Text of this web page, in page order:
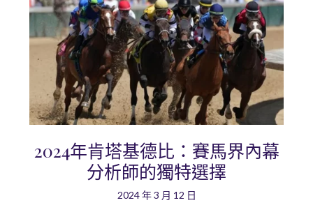
2024年肯塔基德比：賽馬界內幕
分析師的獨特選擇
2024 年 3 月 12 日